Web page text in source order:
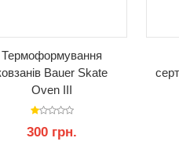
Термоформування
Bauer Skate
Oven III
300 грн.